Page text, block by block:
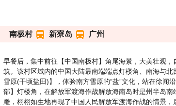
南极村 新寮岛 广州
早餐后，集中前往【中国南极村】角尾海景，大美壮观
筑。该村区域内的中国大陆最南端端点灯楼角、南海与
雪原(干顷盐田)】，体验南方雪原的“盐”文化，站在徐闻
部】灯楼角，在解放军渡海作战解放海南岛时是州半岛
雕，栩栩如生地再现了中国人民解放军渡海作战的情景